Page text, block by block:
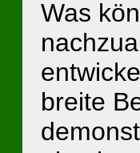
Was
breite